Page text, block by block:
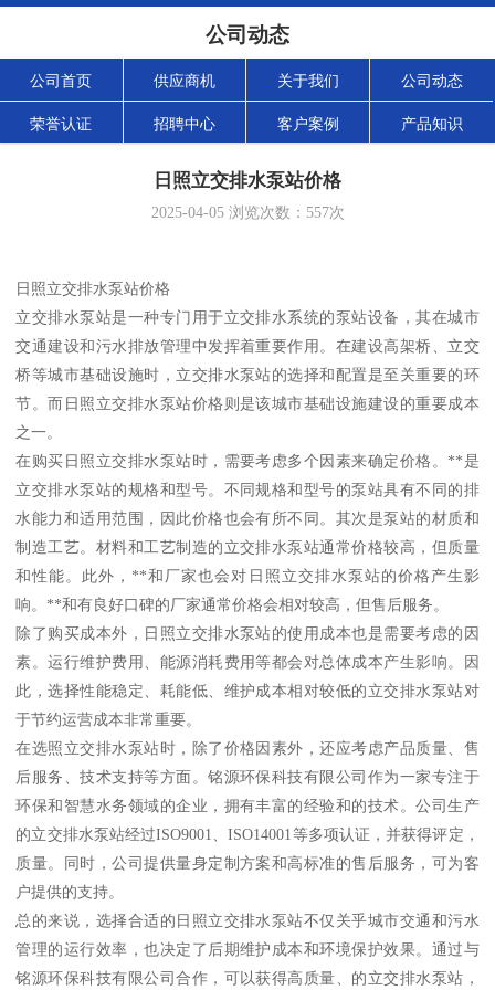
公司动态
公司首页 供应商机 关于我们 公司动态
荣誉认证 招聘中心 客户案例 产品知识
日照立交排水泵站价格
2025-04-05浏览次数： 557次
日照立交排水泵站价格
立交排水泵站是一种专门用于立交排水系统的泵站设备，其在城市
交通建设和污水排放管理中发挥着重要作用。在建设高架桥、立交
桥等城市基础设施时，立交排水泵站的选择和配置是至关重要的环
节。而日照立交排水泵站价格则是该城市基础设施建设的重要成本
之一。
在购买日照立交排水泵站时，需要考虑多个因素来确定价格。**是
立交排水泵站的规格和型号。不同规格和型号的泵站具有不同的排
水能力和适用范围，因此价格也会有所不同。其次是泵站的材质和
制造工艺。材料和工艺制造的立交排水泵站通常价格较高，但质量
和性能。此外，**和厂家也会对日照立交排水泵站的价格产生影
响。**和有良好口碑的厂家通常价格会相对较高，但售后服务。
除了购买成本外，日照立交排水泵站的使用成本也是需要考虑的因
素。运行维护费用、能源消耗费用等都会对总体成本产生影响。因
此，选择性能稳定、耗能低、维护成本相对较低的立交排水泵站对
于节约运营成本非常重要。
在选照立交排水泵站时，除了价格因素外，还应考虑产品质量、售
后服务、技术支持等方面。铭源环保科技有限公司作为一家专注于
环保和智慧水务领域的企业，拥有丰富的经验和的技术。公司生产
的立交排水泵站经过ISO9001、ISO14001等多项认证，并获得评定，
质量。同时，公司提供量身定制方案和高标准的售后服务，可为客
户提供的支持。
总的来说，选择合适的日照立交排水泵站不仅关乎城市交通和污水
管理的运行效率，也决定了后期维护成本和环境保护效果。通过与
铭源环保科技有限公司合作，可以获得高质量、的立交排水泵站，